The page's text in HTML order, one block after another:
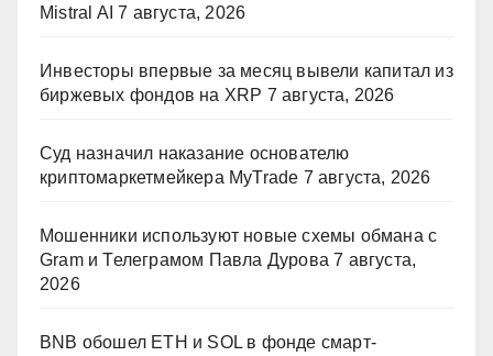
Mistral AI 7 августа, 2026
Инвесторы впервые за месяц вывели капитал из
биржевых фондов на XRP 7 августа, 2026
Суд назначил наказание основателю
криптомаркетмейкера MyTrade 7 августа, 2026
Мошенники используют новые схемы обмана с
Gram и Телеграмом Павла Дурова 7 августа,
2026
BNB обошел ETH и SOL в фонде смарт-